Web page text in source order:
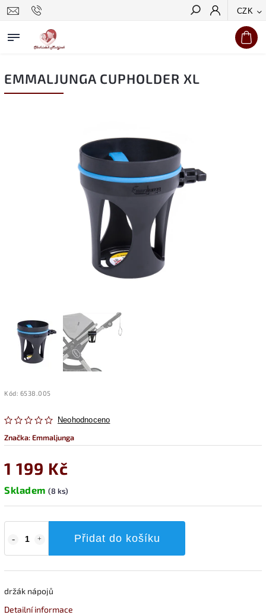
CZK
Hledat
EMMALJUNGA CUPHOLDER XL
Kód: 6538.005
Neohodnoceno
Značka:Emmaljunga
1 199 Kč
Skladem (8 ks)
Přidat do košíku
držák nápojů
Detailní informace